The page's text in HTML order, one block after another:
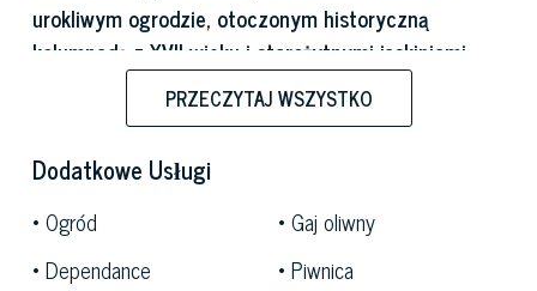
urokliwym ogrodzie, otoczonym historyczną
kolumnadą z XVII wieku i starożytnymi jaskiniami
zamienionymi na sypialnie lub pomieszczenia
ogólnodostępne, gospodarstwo oferuje niepowtarzalną
atmosferę. Jego rozległy teren zewnętrzny zajmuje
imponującą powierzchnię 18 hektarów i obejmuje kilka
tarasów, werand, ogród różany, rozległy gaj oliwny
w produkcji i ogrody warzywne
PRZECZYTAJ WSZYSTKO
Dodatkowe Usługi
Ogród
Gaj oliwny
Dependance
Piwnica